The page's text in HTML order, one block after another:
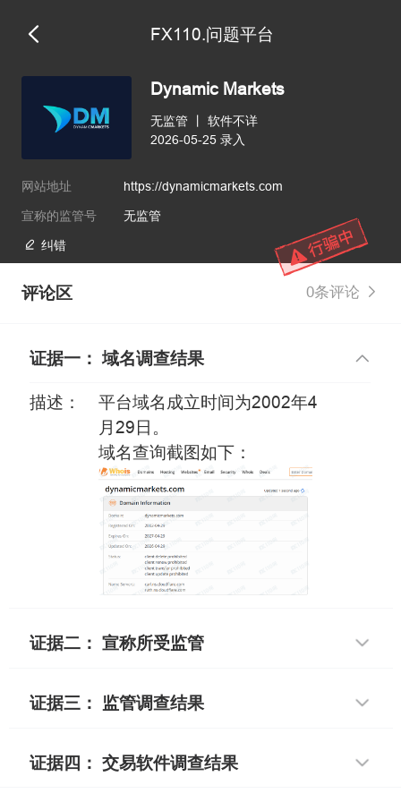
FX110.问题平台
Dynamic Markets
无监管
软件不详
2026-05-25 录入
网站地址 https://dynamicmarkets.com
宣称的监管号 无监管
纠错
评论区 0条评论
证据一： 域名调查结果
描述：
平台域名成立时间为2002年4
月29日。
域名查询截图如下：
证据二： 宣称所受监管
证据三： 监管调查结果
证据四： 交易软件调查结果